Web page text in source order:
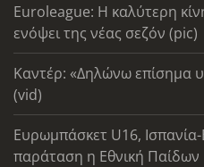
Euroleague: Η καλύτερη
ενόψει της νέας σεζόν (pic)
Καντέρ: «Δηλώνω επίσημα
(vid)
Ευρωμπάσκετ U16,
παράταση η Εθνική Παίδων